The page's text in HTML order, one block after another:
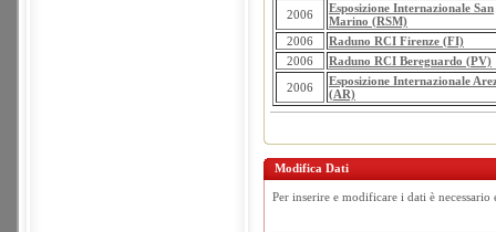
2006
Esposizione Internazionale San
Marino (RSM)
2006
Raduno RCI Firenze (FI)
2006
Raduno RCI Bereguardo (PV)
2006
Esposizione Internazionale
(AR)
Modifica Dati
Per inserire e modificare i dati è necessario